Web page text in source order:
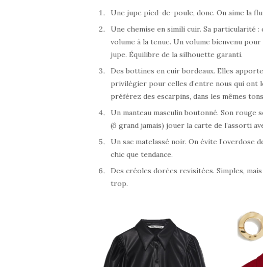
Une jupe pied-de-poule, donc. On aime la
Une chemise en simili cuir. Sa particularité
volume à la tenue. Un volume bienvenu
jupe. Équilibre de la silhouette garanti.
Des bottines en cuir bordeaux. Elles
privilégier pour celles d’entre nous qui ont
préférez des escarpins, dans les mêmes
Un manteau masculin boutonné. Son rouge
(ô grand jamais) jouer la carte de l’assorti
Un sac matelassé noir. On évite l’overdose
chic que tendance.
Des créoles dorées revisitées. Simples,
trop.